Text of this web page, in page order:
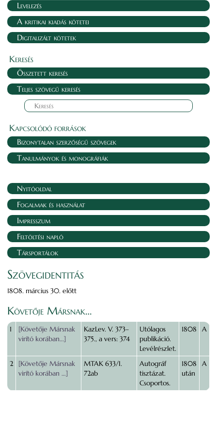
Levelezés
A kritikai kiadás kötetei
Digitalizált kötetek
Keresés
Összetett keresés
Teljes szövegű keresés
Kapcsolódó források
Bizonytalan szerzőségű szövegek
Tanulmányok és monográfiák
Nyitóoldal
Fogalmak és használat
Impresszum
Feltöltési napló
Társportálok
Szövegidentitás
1808. március 30. előtt
Követője Mársnak…
1
[Követője Mársnak
virító korában...]
KazLev. V. 373–
375., a vers: 374
Utólagos
publikáció.
Levélrészlet.
1808 A
2
[Követője Mársnak
virító korában …]
MTAK 633/I.
72ab
Autográf
tisztázat.
Csoportos.
1808
után
A